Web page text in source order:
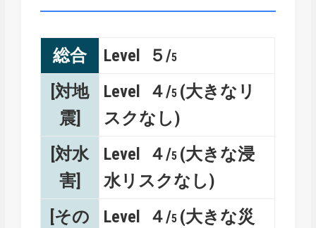
総合 Level ５/5
[対地
震]
Level ４/5 (大きなリ
スクなし)
[対水
害]
Level ４/5 (大きな浸
水リスクなし)
[その
Level ４/5 (大きな災